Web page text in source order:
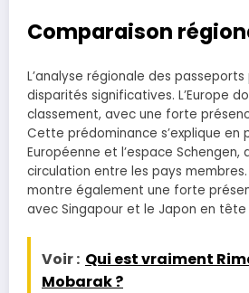
Comparaison
L’analyse régionale des
disparités significatives. L’Europe
classement, avec une forte
Cette prédominance s’explique en
Européenne et l’espace
circulation entre les pays membres.
montre également une forte
avec Singapour et le Japon en tête
Voir : Qui est vraiment
Mobarak ?